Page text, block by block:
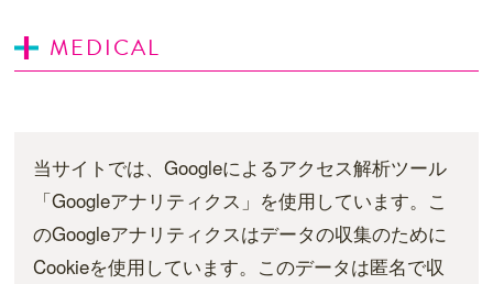
MEDICAL
当サイトでは、Googleによるアクセス解析ツール
「Googleアナリティクス」を使用しています。こ
のGoogleアナリティクスはデータの収集のために
Cookieを使用しています。このデータは匿名で収